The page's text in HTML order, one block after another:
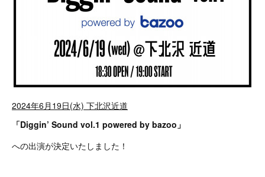
2024年6月19日(水) 下北沢近道
「Diggin’ Sound vol.1 powered by bazoo」
への出演が決定いたしました！